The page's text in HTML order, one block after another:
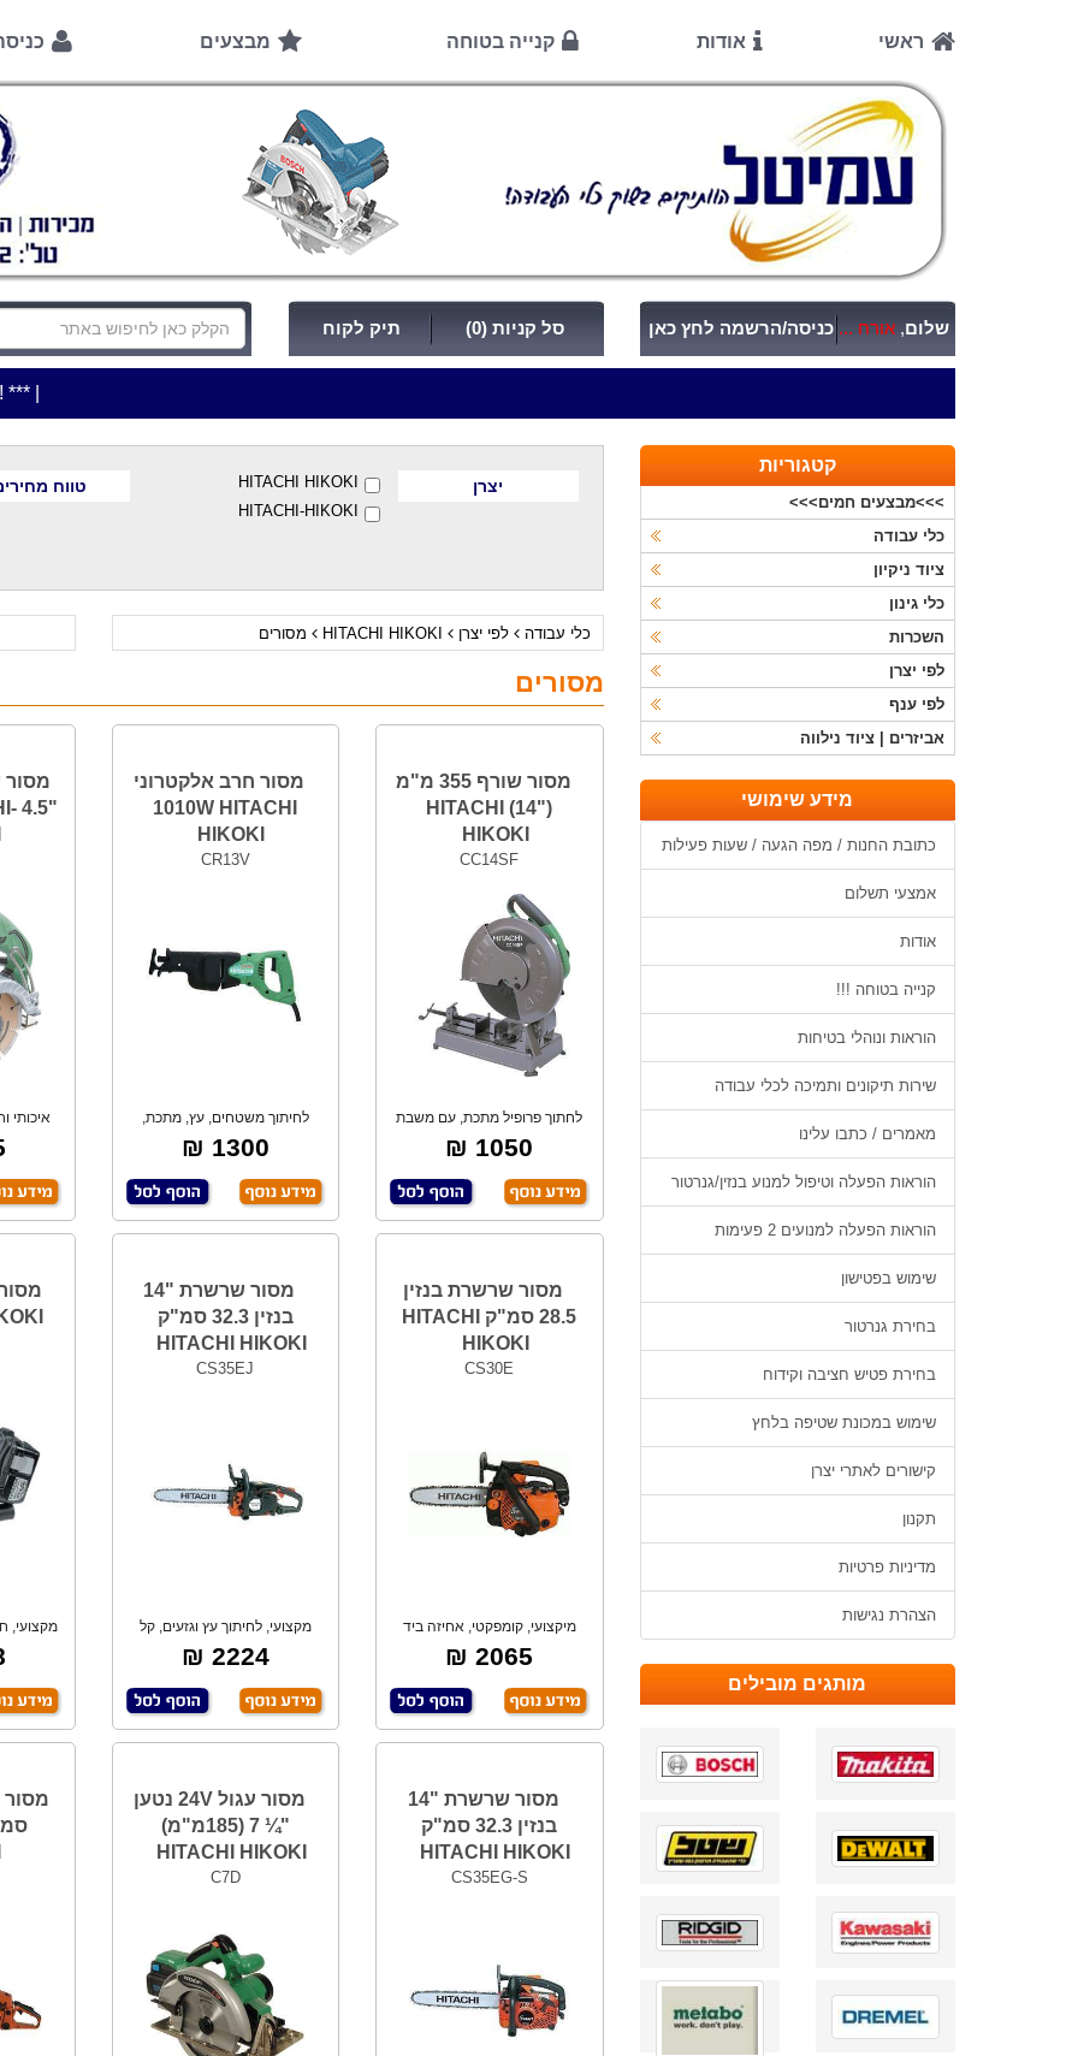
ראשי אודות קנייה בטוחה מבצעים
סל קניות (0) תיק לקוח שלום, אורח ... כניסה/הרשמה לחץ כאן
***כתובת
יצרן
HITACHI HIKOKI
HITACHI-HIKOKI
טווח
כלי עבודה לפי יצרן HITACHI HIKOKI מסורים
מסורים
מסור שורף 355 מ"מ
("14) HITACHI
HIKOKI
CC14SF
לחתוך פרופיל מתכת, עם משבת
בטחון להפעלת
1050 ₪
מסור חרב אלקטרוני
1010W HITACHI
HIKOKI
CR13V
לחיתוך משטחים, עץ, מתכת,
איטונג ואלומניו
1300 ₪
מסור
איכותי
מסור שרשרת בנזין
28.5 סמ"ק HITACHI
HIKOKI
CS30E
מיקצועי, קומפקטי, אחיזה ביד
אחת, כולל בל
2065 ₪
מסור שרשרת "14
בנזין 32.3 סמ"ק
HITACHI HIKOKI
CS35EJ
מקצועי, לחיתוך עץ וגזעים, קל
משקל ו קל מ
2224 ₪
מקצועי,
מסור שרשרת "14
בנזין 32.3 סמ"ק
HITACHI HIKOKI
CS35EG-S
מסור עגול 24V נטען
"¼ 7 (185מ"מ)
HITACHI HIKOKI
C7D
קטגוריות
>>>מבצעים חמים>>>
כלי עבודה
ציוד ניקיון
כלי גינון
השכרות
לפי יצרן
לפי ענף
אביזרים | ציוד נילווה
מידע שימושי
כתובת החנות / מפה הגעה / שעות פעילות
אמצעי תשלום
אודות
קנייה בטוחה !!!
הוראות ונוהלי בטיחות
שירות תיקונים ותמיכה לכלי עבודה
מאמרים / כתבו עלינו
הוראות הפעלה וטיפול למנוע בנזין/גנרטור
הוראות הפעלה למנועים 2 פעימות
שימוש בפטישון
בחירת גנרטור
בחירת פטיש חציבה וקידוח
שימוש במכונת שטיפה בלחץ
קישורים לאתרי יצרן
תקנון
מדיניות פרטיות
הצהרת נגישות
מותגים מובילים